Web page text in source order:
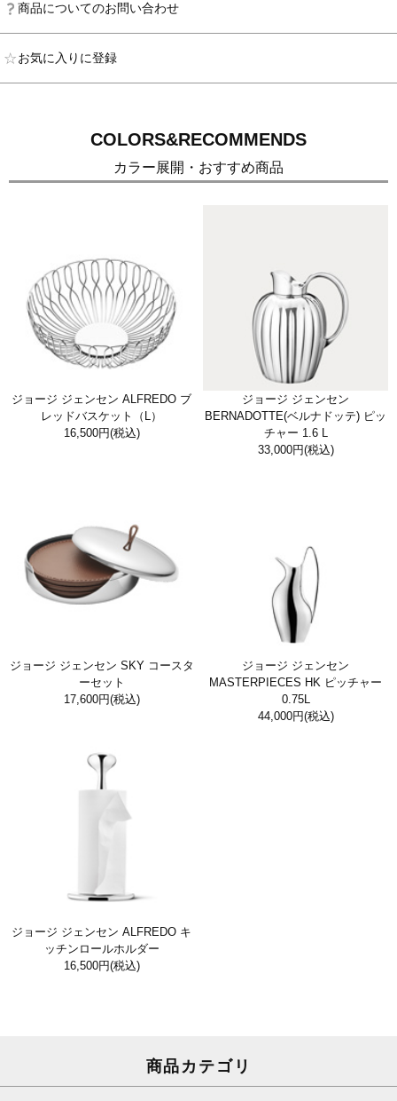
商品についてのお問い合わせ
お気に入りに登録
COLORS&RECOMMENDS
カラー展開・おすすめ商品
ジョージ ジェンセン ALFREDO ブ
レッドバスケット（L）
16,500円(税込)
ジョージ ジェンセン
BERNADOTTE(ベルナドッテ) ピッ
チャー 1.6 L
33,000円(税込)
ジョージ ジェンセン SKY コースタ
ーセット
17,600円(税込)
ジョージ ジェンセン
MASTERPIECES HK ピッチャー
0.75L
44,000円(税込)
ジョージ ジェンセン ALFREDO キ
ッチンロールホルダー
16,500円(税込)
商品カテゴリ